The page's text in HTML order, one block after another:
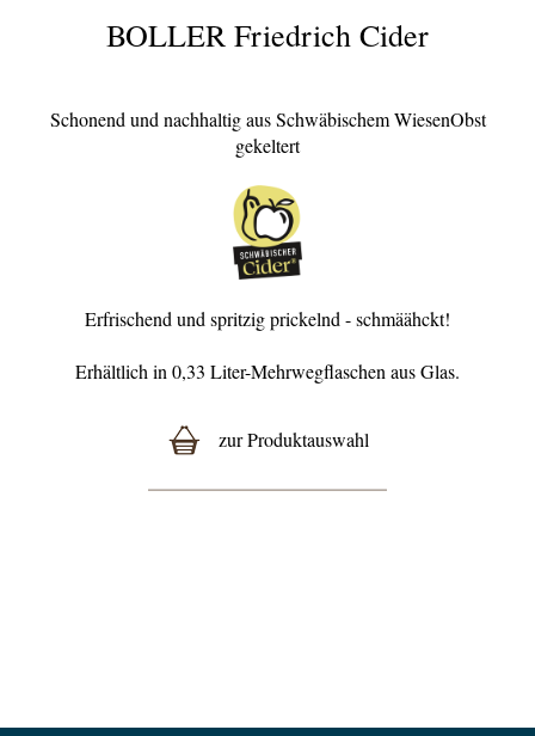
BOLLER Friedrich Cider
Schonend und nachhaltig aus Schwäbischem WiesenObst
gekeltert
Erfrischend und spritzig prickelnd - schmäähckt!
Erhältlich in 0,33 Liter-Mehrwegflaschen aus Glas.
zur Produktauswahl